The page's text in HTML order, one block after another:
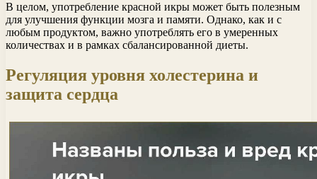
В целом, употребление красной икры может быть полезным
для улучшения функции мозга и памяти. Однако, как и с
любым продуктом, важно употреблять его в умеренных
количествах и в рамках сбалансированной диеты.
Регуляция уровня холестерина и
защита сердца